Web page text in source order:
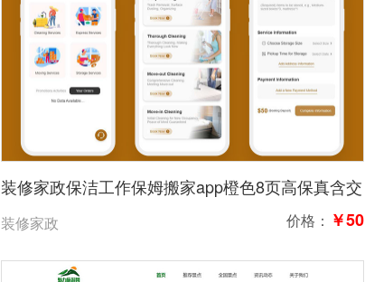
装修家政保洁工作保姆搬家app橙色8页高保真含交
装修家政 价格： ￥50